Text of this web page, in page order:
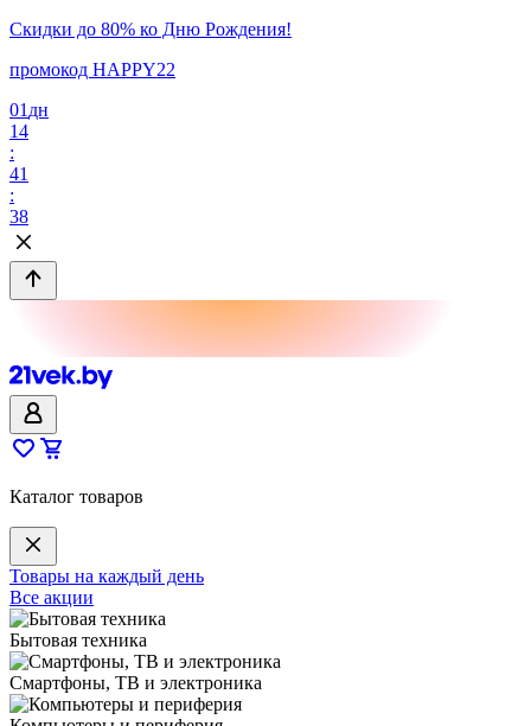
Скидки до 80% ко Дню Рождения!
промокод HAPPY22
01 дн
14
:
41
:
38
Каталог товаров
Товары на каждый день
Все акции
Бытовая техника
Смартфоны, ТВ и электроника